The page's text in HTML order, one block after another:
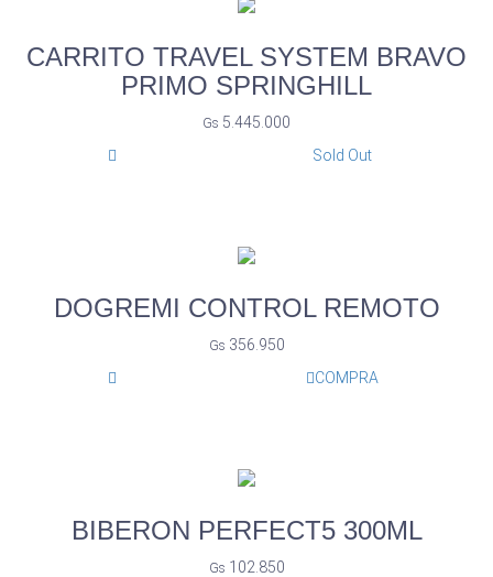
CARRITO TRAVEL SYSTEM BRAVO
PRIMO SPRINGHILL
Gs 5.445.000
Sold Out
DOGREMI CONTROL REMOTO
Gs 356.950
COMPRA
BIBERON PERFECT5 300ML
Gs 102.850